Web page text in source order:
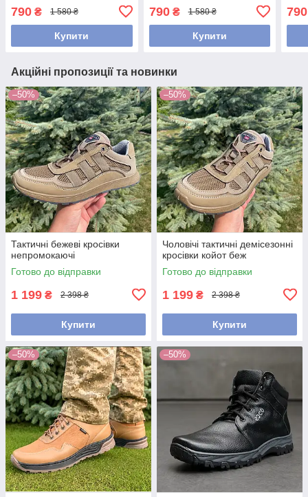
790 ₴ 1 580 ₴
Купити
790₴ 1 580 ₴
Купити
790
Акційні пропозиції та новинки
–50%
Тактичні бежеві кросівки
непромокаючі
Готово до відправки
1 199 ₴ 2 398 ₴
Купити
–50%
Чоловічі тактичні демісезонні
кросівки койот беж
Готово до відправки
1 199 ₴ 2 398 ₴
Купити
–50% –50%